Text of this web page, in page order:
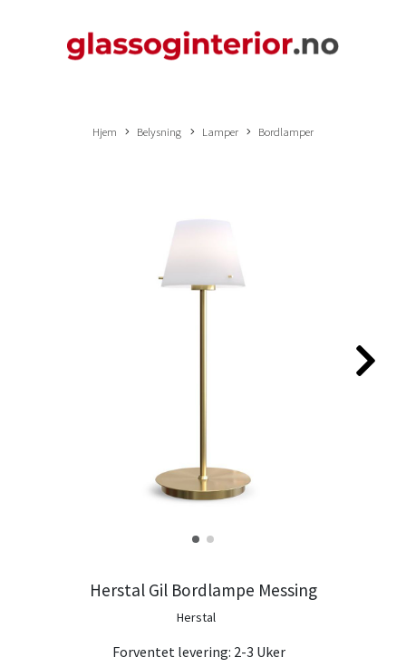
Hjem Belysning Lamper Bordlamper
Herstal Gil Bordlampe Messing
Herstal
Forventet levering: 2-3 Uker